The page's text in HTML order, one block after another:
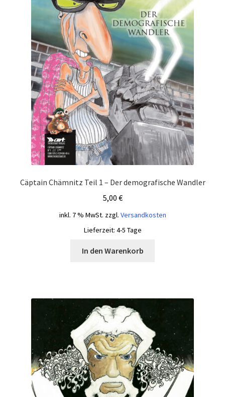
Cäptain Chämnitz Teil 1 – Der demografische Wandler
5,00 €
inkl. 7 % MwSt. zzgl. Versandkosten
Lieferzeit: 4-5 Tage
In den Warenkorb